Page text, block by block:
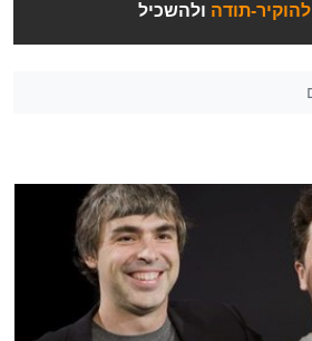
להוקיר-תודה ולהשכיל